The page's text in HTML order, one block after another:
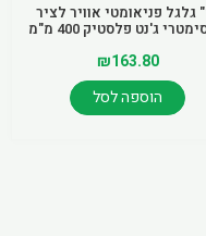
16" גלגל פניאומטי אוויר לציר
₪163.80
הוספה לסל